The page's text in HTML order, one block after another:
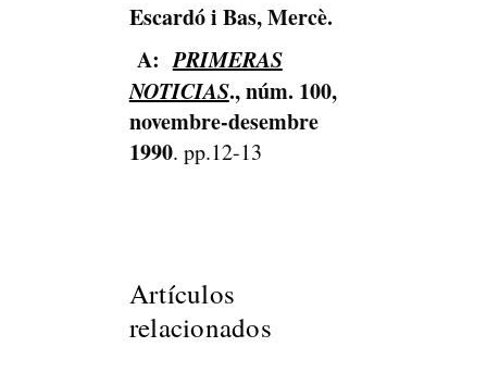
Escardó i Bas, Mercè.
A: PRIMERAS
NOTICIAS., núm. 100,
novembre-desembre
1990. pp.12-13
Artículos
relacionados